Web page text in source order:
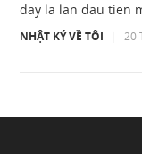
day la lan dau tien
NHẬT KÝ VỀ TÔI 20